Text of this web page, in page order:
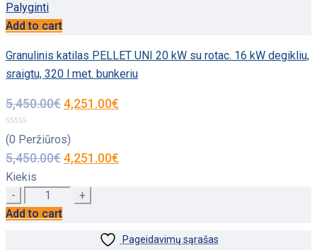
Palyginti
Add to cart
Granulinis katilas PELLET UNI 20 kW su rotac. 16 kW degikliu,
sraigtu, 320 l met. bunkeriu
5,450.00€4,251.00€
(0 Peržiūros)
5,450.00€4,251.00€
Kiekis
Quantity
Add to cart
Pageidavimų sąrašas